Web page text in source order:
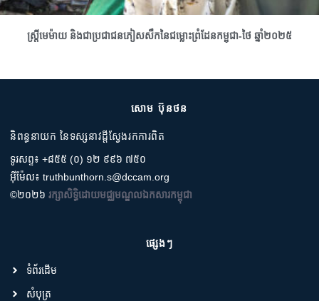
ស្រ្តីមេម៉ាយ និងជាប្រជាជនភៀសសឹកនៃជម្លោះព្រំដែនកម្ពុជា-ថៃ ឆ្នាំ២០២៥
សោម ប៊ុនថន
និពន្ធនាយក នៃទស្សនាវដ្តីស្វែងរកការពិត
ទូរសព្ទ៖ +៨៥៥ (០) ១២ ៩៩៦ ៧៥០
អ៊ីម៉ែល៖ truthbunthorn.s@dccam.org
©២០២៦ រក្សាសិទ្ធិដោយមជ្ឈមណ្ឌលឯកសារកម្ពុជា
ផ្សេងៗ
ទំព័រដើម
សំបុត្រ